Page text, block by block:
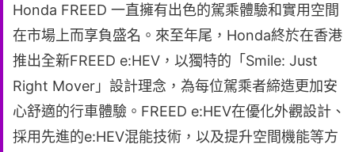
Honda FREED 一直擁有出色的駕乘體驗和實用空間
在市場上而享負盛名。來至年尾，Honda終於在香港
推出全新FREED e:HEV，以獨特的「Smile: Just
Right Mover」設計理念，為每位駕乘者締造更加安
心舒適的行車體驗。FREED e:HEV在優化外觀設計、
採用先進的e:HEV混能技術，以及提升空間機能等方